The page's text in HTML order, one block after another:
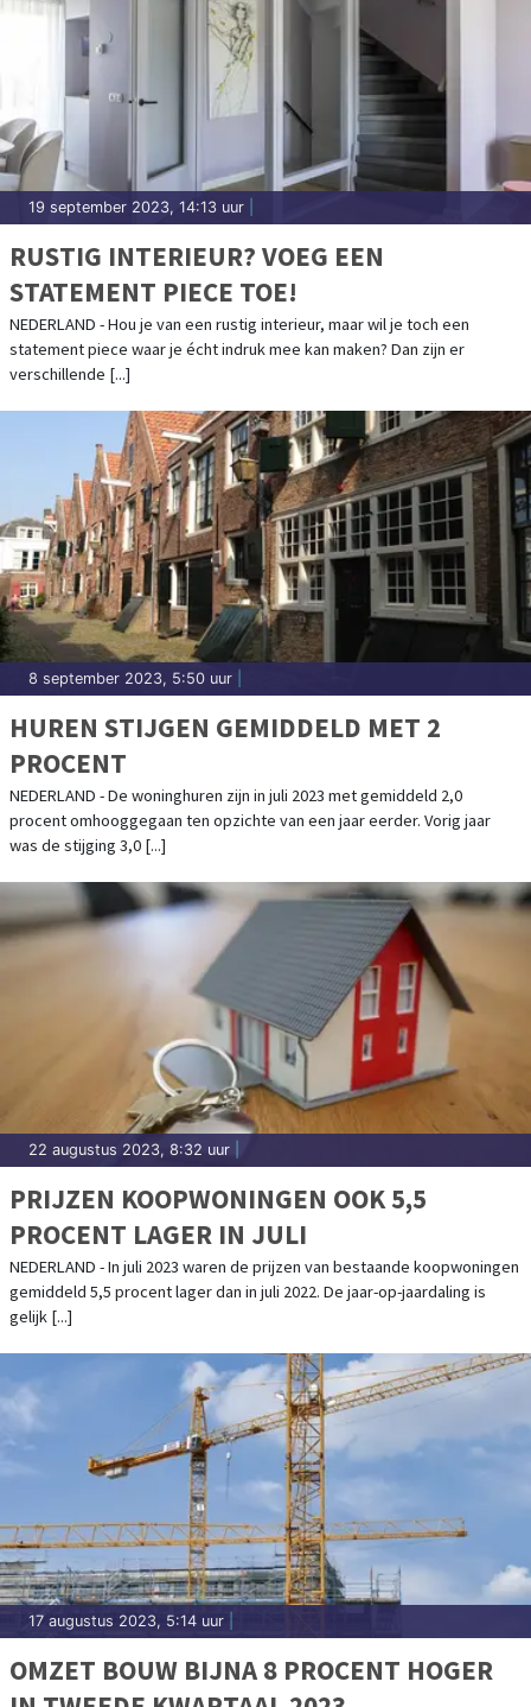
19 september 2023, 14:13 uur
RUSTIG INTERIEUR? VOEG EEN
STATEMENT PIECE TOE!
NEDERLAND - Hou je van een rustig interieur, maar wil je toch een
statement piece waar je écht indruk mee kan maken? Dan zijn er
verschillende [...]
8 september 2023, 5:50 uur
HUREN STIJGEN GEMIDDELD MET 2
PROCENT
NEDERLAND - De woninghuren zijn in juli 2023 met gemiddeld 2,0
procent omhooggegaan ten opzichte van een jaar eerder. Vorig jaar
was de stijging 3,0 [...]
22 augustus 2023, 8:32 uur
PRIJZEN KOOPWONINGEN OOK 5,5
PROCENT LAGER IN JULI
NEDERLAND - In juli 2023 waren de prijzen van bestaande koopwoningen
gemiddeld 5,5 procent lager dan in juli 2022. De jaar-op-jaardaling is
gelijk [...]
17 augustus 2023, 5:14 uur
OMZET BOUW BIJNA 8 PROCENT HOGER